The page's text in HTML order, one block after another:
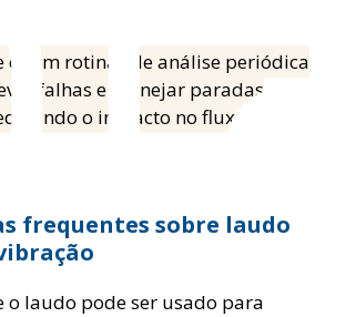
criam rotinas de análise periódica
falhas e planejar paradas
o impacto no fluxo
frequentes sobre laudo
o laudo pode ser usado para